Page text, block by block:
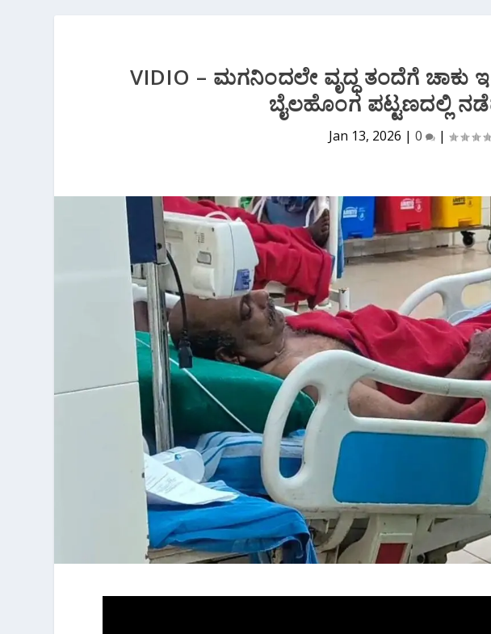
VIDIO – ಮಗನಿಂದಲೇ ವೃದ್ಧ ತಂದೆಗೆ ಚಾಕು
ಬೈಲಹೊಂಗ ಪಟ್ಟಣದಲ್ಲಿ
Jan 13, 2026 |0 |